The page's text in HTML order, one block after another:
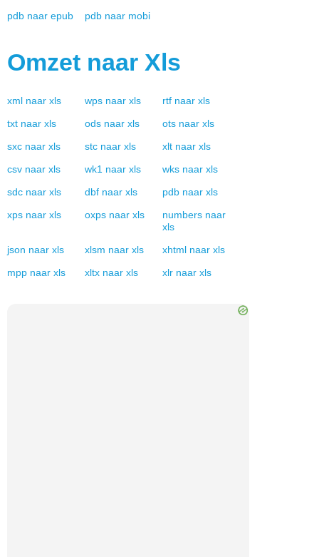
pdb naar epub pdb naar mobi
Omzet naar Xls
xml naar xls wps naar xls rtf naar xls
txt naar xls ods naar xls ots naar xls
sxc naar xls stc naar xls xlt naar xls
csv naar xls wk1 naar xls wks naar xls
sdc naar xls dbf naar xls pdb naar xls
xps naar xls oxps naar xls numbers naar
xls
json naar xls xlsm naar xls xhtml naar xls
mpp naar xls xltx naar xls xlr naar xls